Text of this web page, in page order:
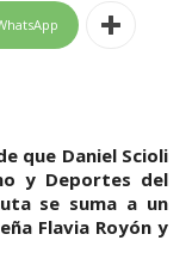
que Daniel Scioli
y Deportes del
se suma a un
Flavia Royón y